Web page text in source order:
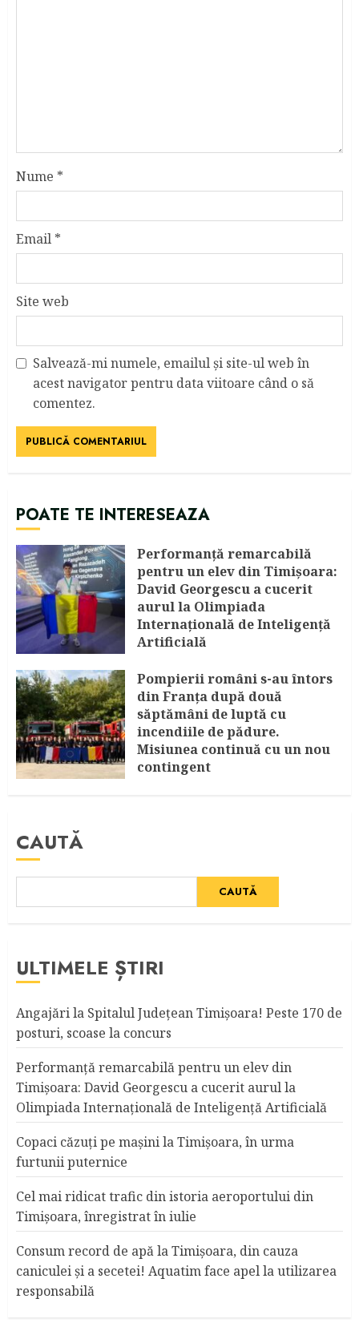
Nume *
Email *
Site web
Salvează-mi numele, emailul și site-ul web în
acest navigator pentru data viitoare când o să
comentez.
POATE TE INTERESEAZA
Performanță remarcabilă
pentru un elev din Timișoara:
David Georgescu a cucerit
aurul la Olimpiada
Internațională de Inteligență
Artificială
Pompierii români s-au întors
din Franța după două
săptămâni de luptă cu
incendiile de pădure.
Misiunea continuă cu un nou
contingent
CAUTĂ
CAUTĂ
ULTIMELE ȘTIRI
Angajări la Spitalul Judeţean Timişoara! Peste 170 de
posturi, scoase la concurs
Performanță remarcabilă pentru un elev din
Timișoara: David Georgescu a cucerit aurul la
Olimpiada Internațională de Inteligență Artificială
Copaci căzuţi pe maşini la Timişoara, în urma
furtunii puternice
Cel mai ridicat trafic din istoria aeroportului din
Timişoara, înregistrat în iulie
Consum record de apă la Timişoara, din cauza
caniculei şi a secetei! Aquatim face apel la utilizarea
responsabilă